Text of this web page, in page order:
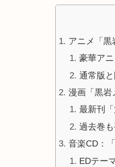
アニメ「黒
豪華ア
通常版
漫画「黒岩
最新刊
過去巻
音楽CD：
EDテー